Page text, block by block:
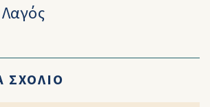
ΣΧΟΛΙΟ